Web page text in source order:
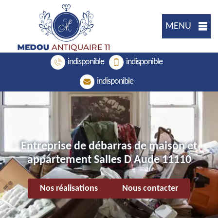
MENU
indisponible indisponible
indisponible
Entreprise de débarras de maison et
appartement Salles D Aude 11110
Nos réalisations Nous contacter